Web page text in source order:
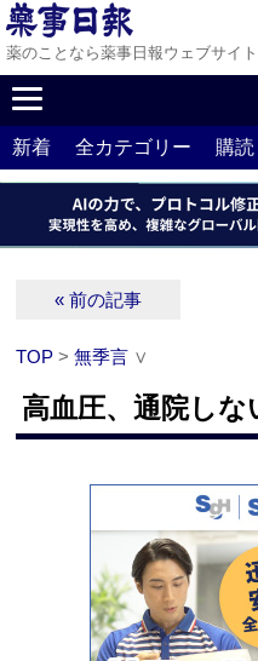
薬のことなら薬事日報ウェブサイト
新着 全カテゴリー 購
« 前の記事
TOP >無季言 ∨
高血圧、通院しな